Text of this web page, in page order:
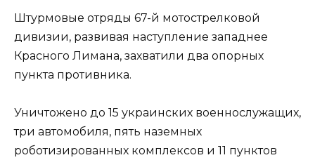
Штурмовые отряды 67-й мотострелковой
дивизии, развивая наступление западнее
Красного Лимана, захватили два опорных
пункта противника.
Уничтожено до 15 украинских военнослужащих,
три автомобиля, пять наземных
роботизированных комплексов и 11 пунктов